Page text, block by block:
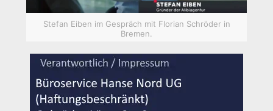
Stefan Eiben im Gespräch mit Florian Schröder in
Bremen.